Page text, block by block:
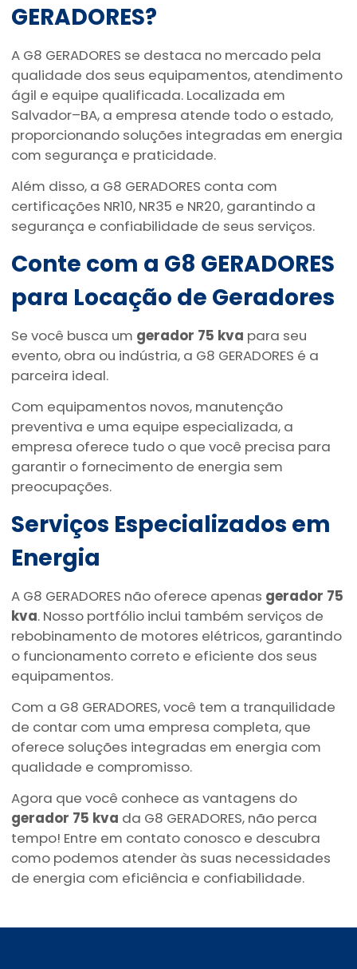
GERADORES?
A G8 GERADORES se destaca no mercado pela
qualidade dos seus equipamentos, atendimento
ágil e equipe qualificada. Localizada em
Salvador–BA, a empresa atende todo o estado,
proporcionando soluções integradas em energia
com segurança e praticidade.
Além disso, a G8 GERADORES conta com
certificações NR10, NR35 e NR20, garantindo a
segurança e confiabilidade de seus serviços.
Conte com a G8 GERADORES
para Locação de Geradores
Se você busca um gerador 75 kva para seu
evento, obra ou indústria, a G8 GERADORES é a
parceira ideal.
Com equipamentos novos, manutenção
preventiva e uma equipe especializada, a
empresa oferece tudo o que você precisa para
garantir o fornecimento de energia sem
preocupações.
Serviços Especializados em
Energia
A G8 GERADORES não oferece apenas gerador 75
kva. Nosso portfólio inclui também serviços de
rebobinamento de motores elétricos, garantindo
o funcionamento correto e eficiente dos seus
equipamentos.
Com a G8 GERADORES, você tem a tranquilidade
de contar com uma empresa completa, que
oferece soluções integradas em energia com
qualidade e compromisso.
Agora que você conhece as vantagens do
gerador 75 kva da G8 GERADORES, não perca
tempo! Entre em contato conosco e descubra
como podemos atender às suas necessidades
de energia com eficiência e confiabilidade.